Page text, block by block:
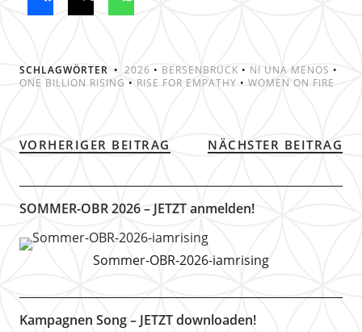
SCHLAGWÖRTER 2026 • BERSENBRÜCK • NI UNA MENOS •
ONE BILLION RISING • RISE FOR EMPATHY • WOMEN ON FIRE
VORHERIGER BEITRAG NÄCHSTER BEITRAG
SOMMER-OBR 2026 – JETZT anmelden!
Sommer-OBR-2026-iamrising
Kampagnen Song – JETZT downloaden!